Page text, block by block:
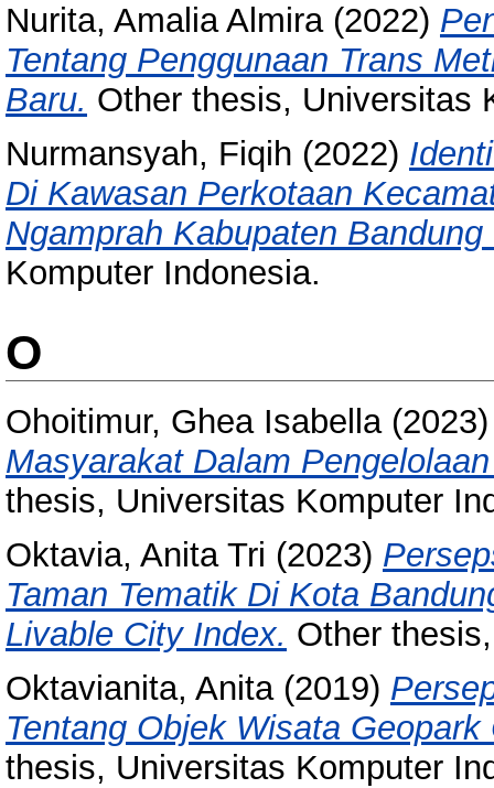
Nurita, Amalia Almira(2022)
Tentang Penggunaan Trans
Baru. Other thesis, Universitas
Nurmansyah, Fiqih (2022)
Di Kawasan Perkotaan
Ngamprah Kabupaten Bandung
Komputer Indonesia.
O
Ohoitimur, Ghea Isabella
Masyarakat Dalam
thesis, Universitas Komputer
Oktavia, Anita Tri (2023)
Taman Tematik Di Kota
Livable City Index. Other
Oktavianita, Anita(2019)
Tentang Objek Wisata
thesis, Universitas Komputer